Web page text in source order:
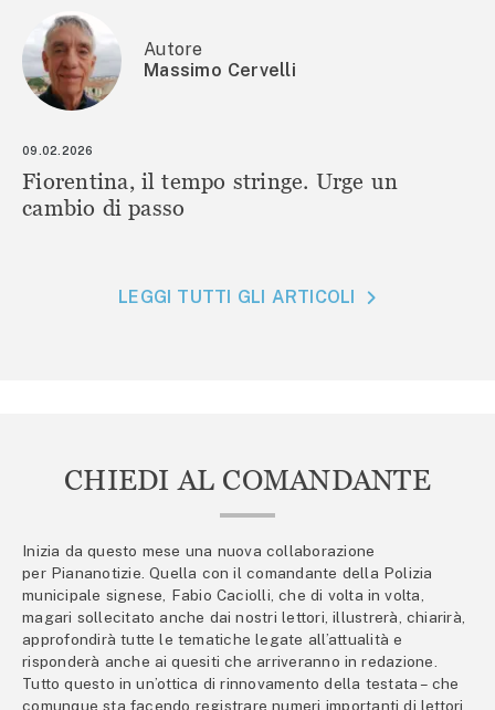
Autore
Massimo Cervelli
09.02.2026
Fiorentina, il tempo stringe. Urge un
cambio di passo
LEGGI TUTTI GLI ARTICOLI
CHIEDI AL COMANDANTE
Inizia da questo mese una nuova collaborazione
per Piananotizie. Quella con il comandante della Polizia
municipale signese, Fabio Caciolli, che di volta in volta,
magari sollecitato anche dai nostri lettori, illustrerà, chiarirà,
approfondirà tutte le tematiche legate all’attualità e
risponderà anche ai quesiti che arriveranno in redazione.
Tutto questo in un’ottica di rinnovamento della testata – che
comunque sta facendo registrare numeri importanti di lettori